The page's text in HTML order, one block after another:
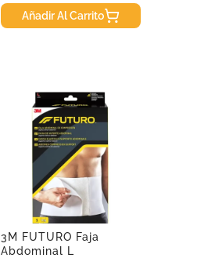
Añadir Al Carrito
3M FUTURO Faja
Abdominal L